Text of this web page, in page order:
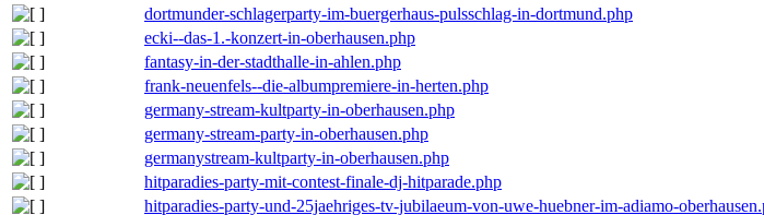
dortmunder-schlagerparty-im-buergerhaus-pulsschlag-in-dortmund.php
ecki--das-1.-konzert-in-oberhausen.php
fantasy-in-der-stadthalle-in-ahlen.php
frank-neuenfels--die-albumpremiere-in-herten.php
germany-stream-kultparty-in-oberhausen.php
germany-stream-party-in-oberhausen.php
germanystream-kultparty-in-oberhausen.php
hitparadies-party-mit-contest-finale-dj-hitparade.php
hitparadies-party-und-25jaehriges-tv-jubilaeum-von-uwe-huebner-im-adiamo-